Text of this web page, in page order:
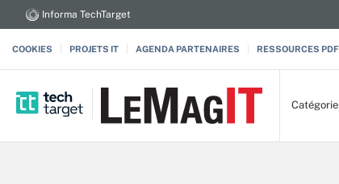
Informa TechTarget
COOKIES PROJETS IT AGENDA PARTENAIRES RESSOURCES PDF